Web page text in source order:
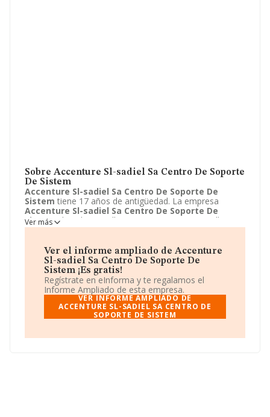
Sobre Accenture Sl-sadiel Sa Centro De Soporte
De Sistem
Accenture Sl-sadiel Sa Centro De Soporte De
Sistem tiene 17 años de antigüedad. La empresa
Accenture Sl-sadiel Sa Centro De Soporte De
Sistemubicada en Calle Innovacion, ED AR, Sevilla,
Sevilla. Su actividad CNAE está definida como 9499 -
Accenture Sl-sadiel Sa Centro De Soporte De
Sistemes Unión temporal de empresas.
Ver más
Ver el informe ampliado de Accenture
Sl-sadiel Sa Centro De Soporte De
Sistem ¡Es gratis!
Regístrate en eInforma y te regalamos el
Informe Ampliado de esta empresa.
VER INFORME AMPLIADO DE
ACCENTURE SL-SADIEL SA CENTRO DE
SOPORTE DE SISTEM